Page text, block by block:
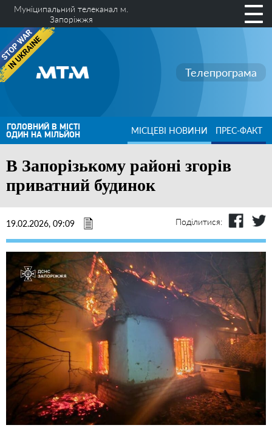
Муніципальний телеканал м.
Запоріжжя
Телепрограма
ГОЛОВНИЙ В МІСТІ
ОДИН НА МІЛЬЙОН МІСЦЕВІ НОВИНИ ПРЕС-ФАКТ
В Запорізькому районі згорів
приватний будинок
19.02.2026, 09:09 Поділитися: